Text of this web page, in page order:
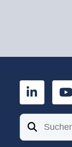
Suchen